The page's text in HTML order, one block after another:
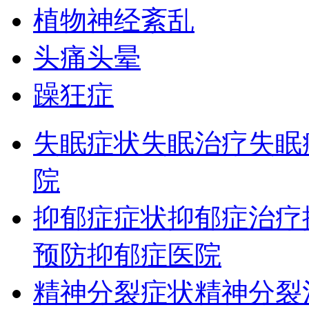
植物神经紊乱
头痛头晕
躁狂症
失眠症状失眠治疗失
院
抑郁症症状抑郁症治疗
预防抑郁症医院
精神分裂症状精神分裂